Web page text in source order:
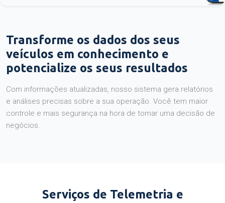
Transforme os dados dos seus
veículos em conhecimento e
potencialize os seus resultados
Com informações atualizadas, nosso sistema gera relatórios
e análises precisas sobre a sua operação. Você tem maior
controle e mais segurança na hora de tomar uma decisão de
negócios.
Serviços de Telemetria e